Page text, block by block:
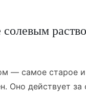
— самое старое
Оно действует за